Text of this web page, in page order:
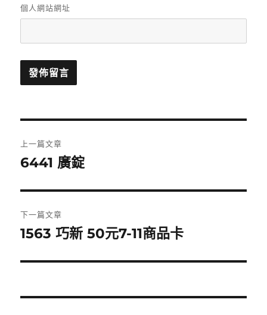
個人網站網址
章
覽
上一篇文章
上
篇
文
章:
6441 廣錠
下一篇文章
下
篇
章:
1563 巧新 50元7-11商品卡